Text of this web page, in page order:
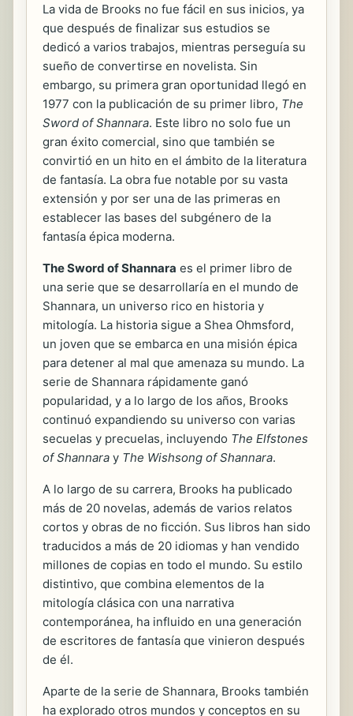
La vida de Brooks no fue fácil en sus inicios, ya
que después de finalizar sus estudios se
dedicó a varios trabajos, mientras perseguía su
sueño de convertirse en novelista. Sin
embargo, su primera gran oportunidad llegó en
1977 con la publicación de su primer libro, The
Sword of Shannara. Este libro no solo fue un
gran éxito comercial, sino que también se
convirtió en un hito en el ámbito de la literatura
de fantasía. La obra fue notable por su vasta
extensión y por ser una de las primeras en
establecer las bases del subgénero de la
fantasía épica moderna.
The Sword of Shannara es el primer libro de
una serie que se desarrollaría en el mundo de
Shannara, un universo rico en historia y
mitología. La historia sigue a Shea Ohmsford,
un joven que se embarca en una misión épica
para detener al mal que amenaza su mundo. La
serie de Shannara rápidamente ganó
popularidad, y a lo largo de los años, Brooks
continuó expandiendo su universo con varias
secuelas y precuelas, incluyendo The Elfstones
of Shannara y The Wishsong of Shannara.
A lo largo de su carrera, Brooks ha publicado
más de 20 novelas, además de varios relatos
cortos y obras de no ficción. Sus libros han sido
traducidos a más de 20 idiomas y han vendido
millones de copias en todo el mundo. Su estilo
distintivo, que combina elementos de la
mitología clásica con una narrativa
contemporánea, ha influido en una generación
de escritores de fantasía que vinieron después
de él.
Aparte de la serie de Shannara, Brooks también
ha explorado otros mundos y conceptos en su